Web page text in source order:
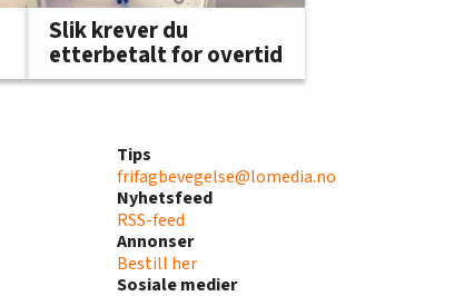
Slik krever du
etterbetalt for overtid
Tips
frifagbevegelse@lomedia.no
Nyhetsfeed
RSS-feed
Annonser
Bestill her
Sosiale medier